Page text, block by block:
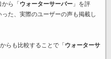
ら「 ウォーターサーバー」を評
た、実際のユーザーの声も掲載し
らも比較することで「 ウォーターサ